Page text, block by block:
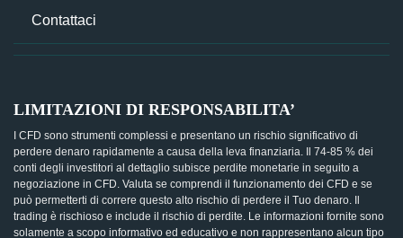
Contattaci
LIMITAZIONI DI RESPONSABILITA’
I CFD sono strumenti complessi e presentano un rischio significativo di
perdere denaro rapidamente a causa della leva finanziaria. Il 74-85 % dei
conti degli investitori al dettaglio subisce perdite monetarie in seguito a
negoziazione in CFD. Valuta se comprendi il funzionamento dei CFD e se
può permetterti di correre questo alto rischio di perdere il Tuo denaro. Il
trading è rischioso e include il rischio di perdite. Le informazioni fornite sono
solamente a scopo informativo ed educativo e non rappresentano alcun tipo